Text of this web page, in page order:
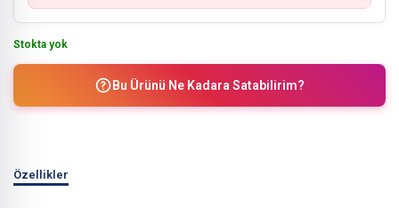
Stokta yok
Bu Ürünü Ne Kadara Satabilirim?
Özellikler